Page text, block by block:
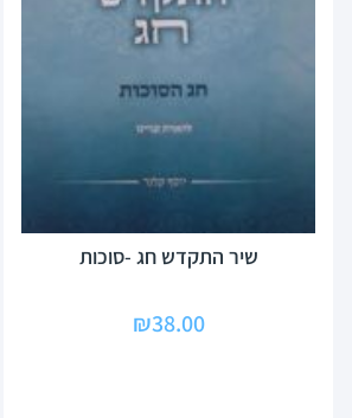
שיר התקדש חג -סוכות
₪38.00